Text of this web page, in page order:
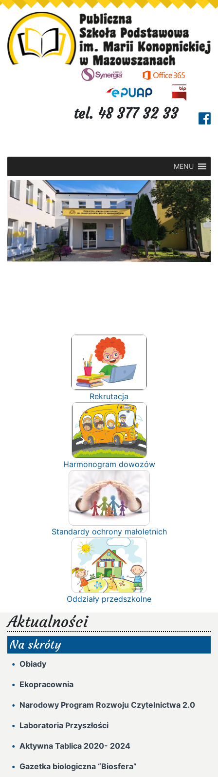
tel. 48 377 32 33
MENU
Rekrutacja
Harmonogram dowozów
Standardy ochrony małoletnich
Oddziały przedszkolne
Aktualności
Na skróty
Obiady
Ekopracownia
Narodowy Program Rozwoju Czytelnictwa 2.0
Laboratoria Przyszłości
Aktywna Tablica 2020- 2024
Gazetka biologiczna “Biosfera”